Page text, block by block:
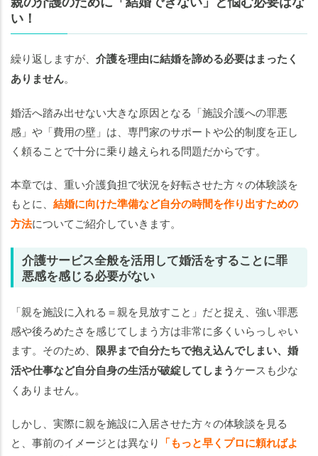
い！
繰り返しますが、 介護を理由に結婚を諦める必要はまったく
ありません。
婚活へ踏み出せない大きな原因となる「施設介護への罪悪
感」や「費用の壁」は、専門家のサポートや公的制度を正し
く頼ることで十分に乗り越えられる問題だからです。
本章では、重い介護負担で状況を好転させた方々の体験談を
もとに、 結婚に向けた準備など自分の時間を作り出すための
方法についてご紹介していきます。
介護サービス全般を活用して婚活をすることに罪
悪感を感じる必要がない
「親を施設に入れる＝親を見放すこと」だと捉え、強い罪悪
感や後ろめたさを感じてしまう方は非常に多くいらっしゃい
ます。そのため、 限界まで自分たちで抱え込んでしまい、婚
活や仕事など自分自身の生活が破綻してしまうケースも少な
くありません。
しかし、実際に親を施設に入居させた方々の体験談を見る
と、事前のイメージとは異なり 「もっと早くプロに頼ればよ